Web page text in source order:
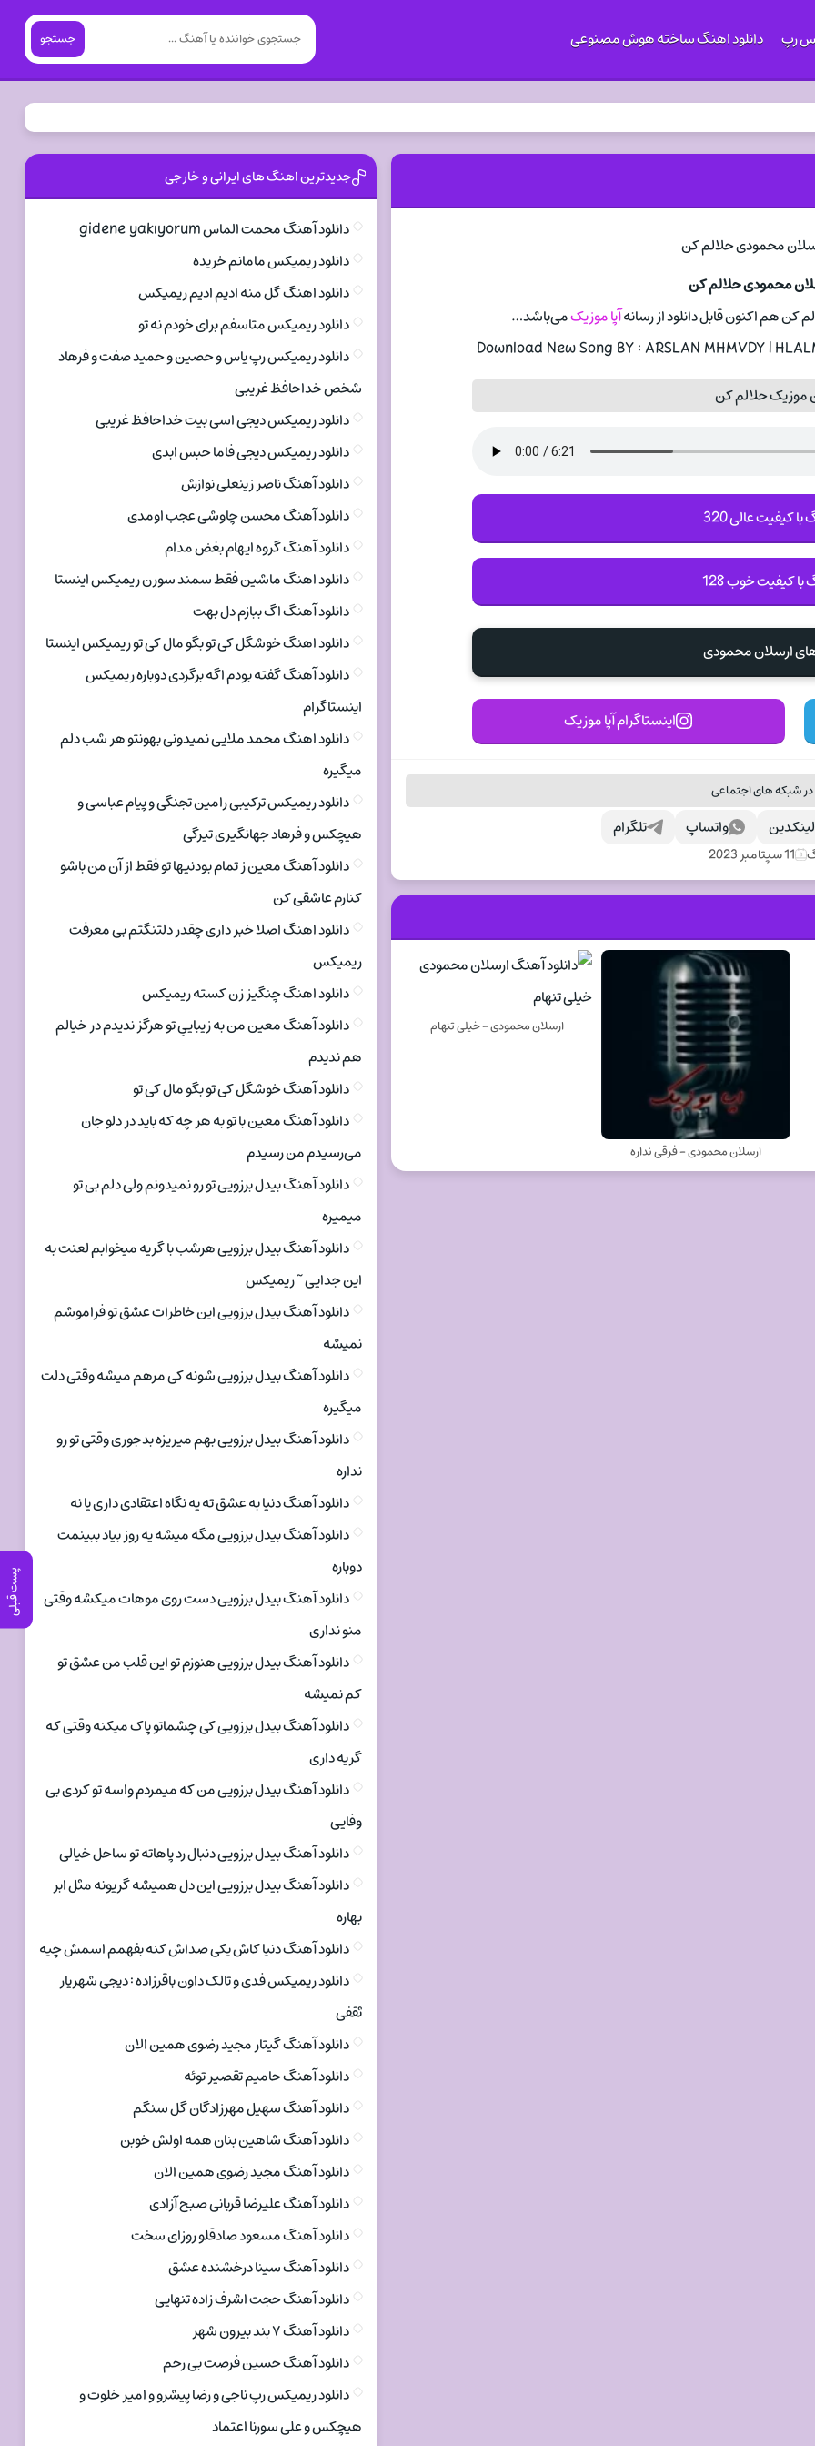
رپ دانلود اهنگ ساخته هوش مصنوعی جستجو
پست قبلی
محمودی حلالم کن
کن هم اکنون قابل دانلود از رسانهآپا موزیکمی‌باشد…
Download New Song BY : ARSLAN MHMVDY |
موزیک حلالم کن
کیفیت عالی 320
با کیفیت خوب 128
ارسلان محمودی
اینستاگرام آپا موزیک
شبکه های اجتماعی
تلگرام واتساپ لینکدین
11 سپتامبر 2023
ارسلان محمودی - فرقی نداره
ارسلان محمودی - خیلی تنهام
جدیدترین اهنگ های ایرانی و خارجی
دانلود آهنگ محمت الماس gidene yakıyorum
دانلود ریمیکس مامانم خریده
دانلود اهنگ گل منه ادیم ادیم ریمیکس
دانلود ریمیکس متاسفم برای خودم نه تو
دانلود ریمیکس رپ یاس و حصین و حمید صفت و فرهاد
شخص خداحافظ غریبی
دانلود ریمیکس دیجی اسی بیت خداحافظ غریبی
دانلود ریمیکس دیجی فاما حبس ابدی
دانلود آهنگ ناصر زینعلی نوازش
دانلود آهنگ محسن چاوشی عجب اومدی
دانلود آهنگ گروه ایهام بغض مدام
دانلود اهنگ ماشین فقط سمند سورن ریمیکس اینستا
دانلود آهنگ اگ ببازم دل بهت
دانلود اهنگ خوشگل کی تو بگو مال کی تو ریمیکس اینستا
دانلود آهنگ گفته بودم اگه برگردی دوباره ریمیکس
اینستاگرام
دانلود اهنگ محمد ملایی نمیدونی بهونتو هر شب دلم
میگیره
دانلود ریمیکس ترکیبی رامین تجنگی و پیام عباسی و
هیچکس و فرهاد جهانگیری تیرگی
دانلود آهنگ معین ز تمام بودنیها تو فقط از آن من باشو
کنارم عاشقی کن
دانلود اهنگ اصلا خبر داری چقدر دلتنگتم بی معرفت
ریمیکس
دانلود اهنگ چنگیز زن کسته ریمیکس
دانلود آهنگ معین من به زیباییِ تو هرگز ندیدم در خیالم
هم ندیدم
دانلود آهنگ خوشگل کی تو بگو مال کی تو
دانلود آهنگ معین با تو به هر چه که باید در دلو جان
می‌رسیدم من رسیدم
دانلود آهنگ بیدل برزویی تو رو نمیدونم ولی دلم بی تو
میمیره
دانلود آهنگ بیدل برزویی هرشب با گریه میخوابم لعنت به
این جدایی ~ ریمیکس
دانلود آهنگ بیدل برزویی این خاطرات عشق تو فراموشم
نمیشه
دانلود آهنگ بیدل برزویی شونه کی مرهم میشه وقتی دلت
میگیره
دانلود آهنگ بیدل برزویی بهم میریزه بدجوری وقتی تو رو
نداره
دانلود آهنگ دنیا به عشق ته یه نگاه اعتقادی داری یا نه
دانلود آهنگ بیدل برزویی مگه میشه یه روز بیاد ببینمت
دوباره
دانلود آهنگ بیدل برزویی دست روی موهات میکشه وقتی
منو نداری
دانلود آهنگ بیدل برزویی هنوزم تو این قلب من عشق تو
کم نمیشه
دانلود آهنگ بیدل برزویی کی چشماتو پاک میکنه وقتی که
گریه داری
دانلود آهنگ بیدل برزویی من که میمردم واسه تو کردی بی
وفایی
دانلود آهنگ بیدل برزویی دنبال رد پاهاته تو ساحل خیالی
دانلود آهنگ بیدل برزویی این دل همیشه گریونه مثل ابر
بهاره
دانلود آهنگ دنیا کاش یکی صداش کنه بفهمم اسمش چیه
دانلود ریمیکس فدی و تالک داون باقرزاده : دیجی شهریار
ثقفی
دانلود آهنگ گیتار مجید رضوی همین الان
دانلود آهنگ حامیم تقصیر توئه
دانلود آهنگ سهیل مهرزادگان گل سنگم
دانلود آهنگ شاهین بنان همه اولش خوبن
دانلود آهنگ مجید رضوی همین الان
دانلود آهنگ علیرضا قربانی صبح آزادی
دانلود آهنگ مسعود صادقلو روزای سخت
دانلود آهنگ سینا درخشنده عشق
دانلود آهنگ حجت اشرف زاده تنهایی
دانلود آهنگ ۷ بند بیرون شهر
دانلود آهنگ حسین فرصت بی رحم
دانلود ریمیکس رپ ناجی و رضا پیشرو و امیر خلوت و
هیچکس و علی سورنا اعتماد